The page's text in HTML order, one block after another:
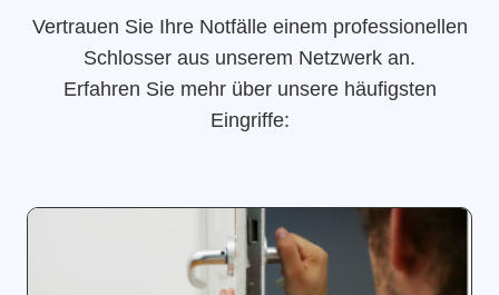
Vertrauen Sie Ihre Notfälle einem professionellen
Schlosser aus unserem Netzwerk an.
Erfahren Sie mehr über unsere häufigsten
Eingriffe: